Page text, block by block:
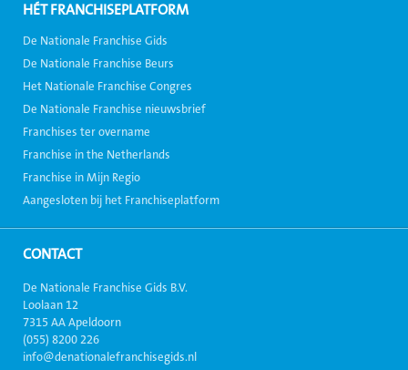
HÉT FRANCHISEPLATFORM
De Nationale Franchise Gids
De Nationale Franchise Beurs
Het Nationale Franchise Congres
De Nationale Franchise nieuwsbrief
Franchises ter overname
Franchise in the Netherlands
Franchise in Mijn Regio
Aangesloten bij het Franchiseplatform
CONTACT
De Nationale Franchise Gids B.V.
Loolaan 12
7315 AA Apeldoorn
(055) 8200 226
info@denationalefranchisegids.nl